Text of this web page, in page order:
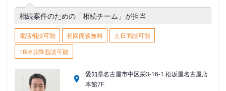
相続案件のための「相続チーム」が担当
電話相談可能 初回面談無料
土日面談可能
18時以降面談可能
愛知県名古屋市中区栄3-16-1 松坂屋名古屋店
本館7F